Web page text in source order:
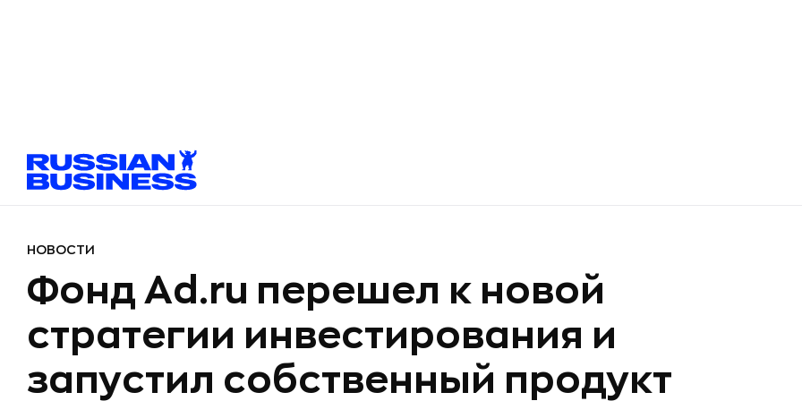
НОВОСТИ
Фонд Ad.ru перешел к новой
стратегии инвестирования и
запустил собственный продукт